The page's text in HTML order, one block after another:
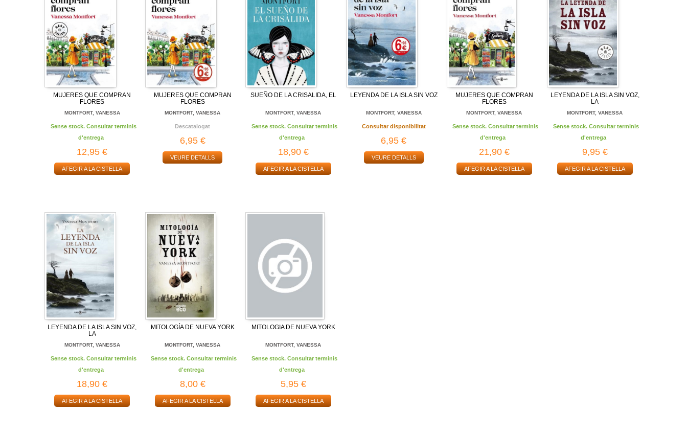
MUJERES QUE COMPRAN
FLORES
MONTFORT, VANESSA
Sense stock. Consultar terminis
d'entrega
12,95 €
AFEGIR A LA CISTELLA
MUJERES QUE COMPRAN
FLORES
MONTFORT, VANESSA
Descatalogat
6,95 €
VEURE DETALLS
SUEÑO DE LA CRISALIDA, EL
MONTFORT, VANESSA
Sense stock. Consultar terminis
d'entrega
18,90 €
AFEGIR A LA CISTELLA
LEYENDA DE LA ISLA SIN VOZ
MONTFORT, VANESSA
Consultar disponibilitat
6,95 €
VEURE DETALLS
MUJERES QUE COMPRAN
FLORES
MONTFORT, VANESSA
Sense stock. Consultar terminis
d'entrega
21,90 €
AFEGIR A LA CISTELLA
LEYENDA DE LA ISLA SIN VOZ,
LA
MONTFORT, VANESSA
Sense stock. Consultar terminis
d'entrega
9,95 €
AFEGIR A LA CISTELLA
LEYENDA DE LA ISLA SIN VOZ,
LA
MONTFORT, VANESSA
Sense stock. Consultar terminis
d'entrega
18,90 €
AFEGIR A LA CISTELLA
MITOLOGÍA DE NUEVA YORK
MONTFORT, VANESSA
Sense stock. Consultar terminis
d'entrega
8,00 €
AFEGIR A LA CISTELLA
MITOLOGIA DE NUEVA YORK
MONTFORT, VANESSA
Sense stock. Consultar terminis
d'entrega
5,95 €
AFEGIR A LA CISTELLA